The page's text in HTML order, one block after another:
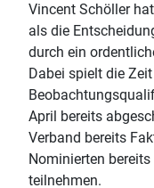
Vincent Schöller
als die
durch ein
Dabei spielt die
April bereits
Verband bereits
Nominierten
teilnehmen.